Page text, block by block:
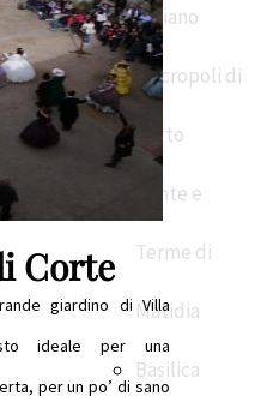
Traiano
Necropoli di
Porto
Ponte e
Terme di
Matidia
Basilica
Corte
giardino di Villa
ideale per una
per un po’ di sano